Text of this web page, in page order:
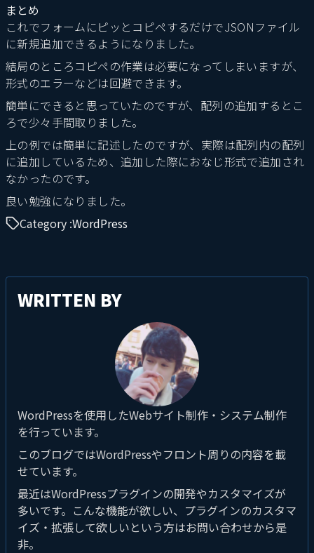
まとめ
これでフォームにピッとコピペするだけでJSONファイル
に新規追加できるようになりました。
結局のところコピペの作業は必要になってしまいますが、
形式のエラーなどは回避できます。
簡単にできると思っていたのですが、配列の追加するとこ
ろで少々手間取りました。
上の例では簡単に記述したのですが、実際は配列内の配列
に追加しているため、追加した際におなじ形式で追加され
なかったのです。
良い勉強になりました。
Category :WordPress
WRITTEN BY
WordPressを使用したWebサイト制作・システム制作
を行っています。
このブログではWordPressやフロント周りの内容を載
せています。
最近はWordPressプラグインの開発やカスタマイズが
多いです。こんな機能が欲しい、プラグインのカスタマ
イズ・拡張して欲しいという方はお問い合わせから是
非。